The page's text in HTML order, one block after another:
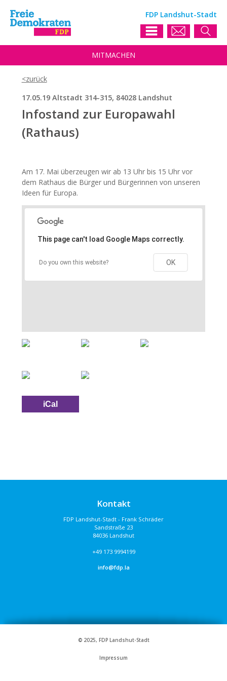
FDP Landshut-Stadt
MITMACHEN
17.05.19 Altstadt 314-315, 84028 Landshut
Infostand zur Europawahl
(Rathaus)
Am 17. Mai überzeugen wir ab 13 Uhr bis 15 Uhr vor
dem Rathaus die Bürger und Bürgerinnen von unseren
Ideen für Europa.
This page can't load Google Maps correctly.
Do you own this website? OK
iCal
Kontakt
FDP Landshut-Stadt - Frank Schräder
Sandstraße 23
84036 Landshut
+49 173 9994199
info@fdp.la
© 2025, FDP Landshut-Stadt
Impressum